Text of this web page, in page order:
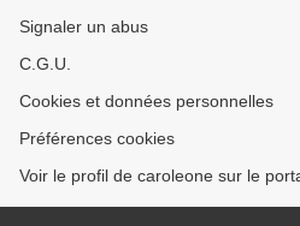
Signaler un abus
C.G.U.
Cookies et données personnelles
Préférences cookies
Voir le profil de caroleone sur le